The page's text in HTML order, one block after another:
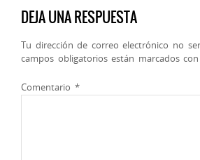
DEJA UNA RESPUESTA
Tu dirección de correo electrónico no
campos obligatorios están marcados con
Comentario *